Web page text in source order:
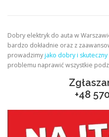
Dobry elektryk do auta w
bardzo dokładnie oraz z
prowadzimyjako dobry i
problemu naprawić wszystkie
+48